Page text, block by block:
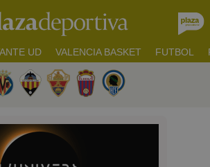
UD VALENCIA BASKET FUTBOL